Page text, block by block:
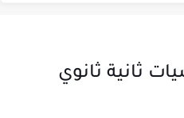
3 رياضيات ثانية ثانوي